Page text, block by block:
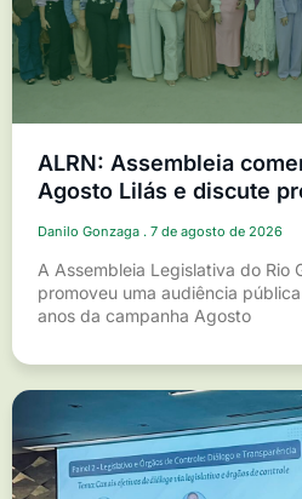
ALRN: Assembleia
Agosto Lilás e discute
Danilo Gonzaga 7 de agosto de 2026
A Assembleia Legislativa do Rio
promoveu uma audiência
anos da campanha Agosto